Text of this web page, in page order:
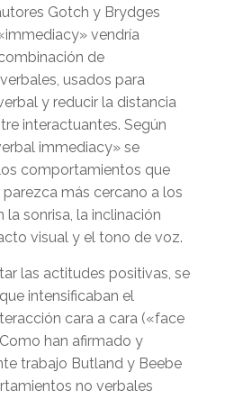
Gotch y Brydges
vendría
de
usados para
y reducir la distancia
interactuantes. Según
immediacy» se
comportamientos que
más cercano a los
la sonrisa, la inclinación
visual y el tono de voz.
las actitudes positivas, se
intensificaban el
cara a cara («face
han afirmado y
trabajo Butland y Beebe
no verbales